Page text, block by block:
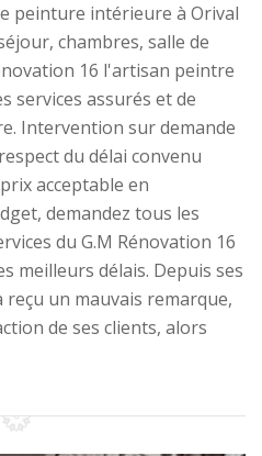
peinture intérieure à Orival
chambres, salle de
16 l'artisan peintre
services assurés et de
Intervention sur demande
du délai convenu
acceptable en
demandez tous les
du G.M Rénovation 16
meilleurs délais. Depuis ses
un mauvais remarque,
de ses clients, alors